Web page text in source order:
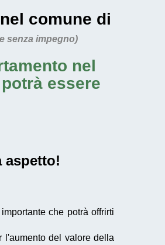
comune di
senza impegno)
nel
essere
aspetto!
che potrà offrirti
l'aumento del valore della